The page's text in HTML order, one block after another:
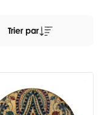
Trier par